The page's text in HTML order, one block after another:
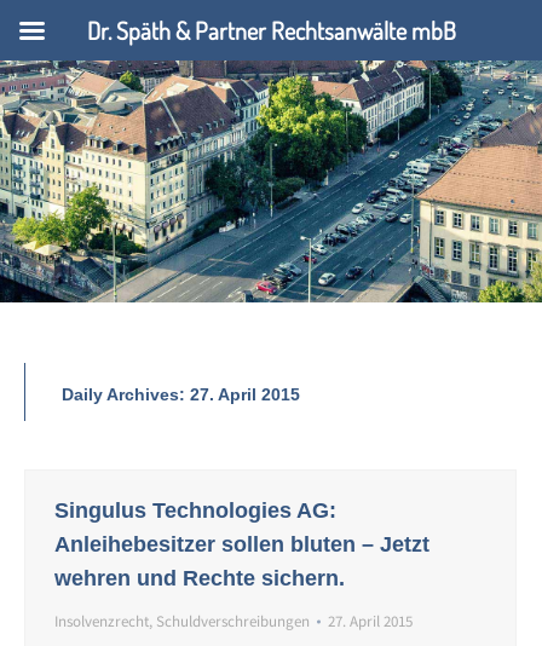
Daily Archives: 27. April 2015
Singulus Technologies AG:
Anleihebesitzer sollen bluten – Jetzt
wehren und Rechte sichern.
Insolvenzrecht, Schuldverschreibungen 27. April 2015
Dr. Späth & Partner Rechtsanwälte mbB